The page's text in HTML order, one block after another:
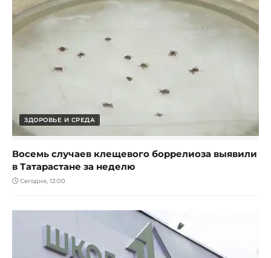
ЗДОРОВЬЕ И СРЕДА
Восемь случаев клещевого боррелиоза выявили
в Татарастане за неделю
Сегодня, 12:00